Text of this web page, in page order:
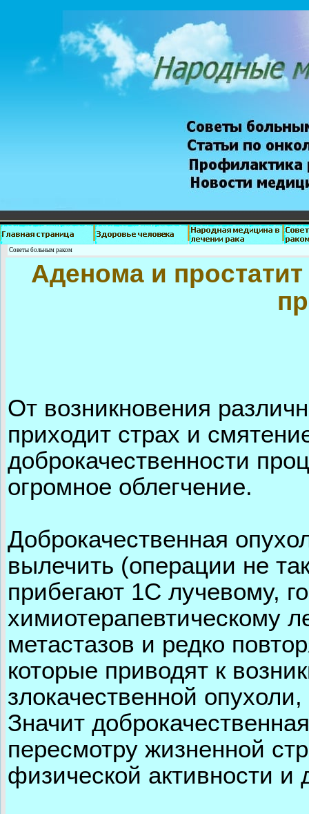
Советы больным раком
Аденома и
От возникновения
приходит страх и
доброкачественности
огромное облегчение.
Доброкачественная
вылечить (операции не
прибегают 1C лучевому,
химиотерапевтическому
метастазов и редко
которые приводят к
злокачественной
Значит
пересмотру жизненной
физической активности и